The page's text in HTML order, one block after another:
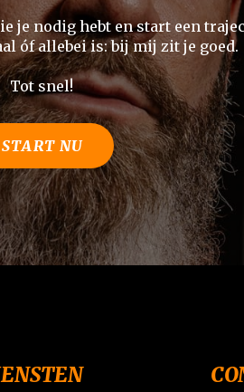
je nodig hebt en start een
óf allebei is: bij mij zit je goed.
Tot snel!
START NU